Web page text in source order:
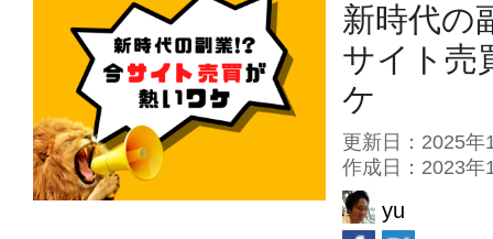
新時代の
サイト売
ケ
更新日：2025
作成日：2023
yu